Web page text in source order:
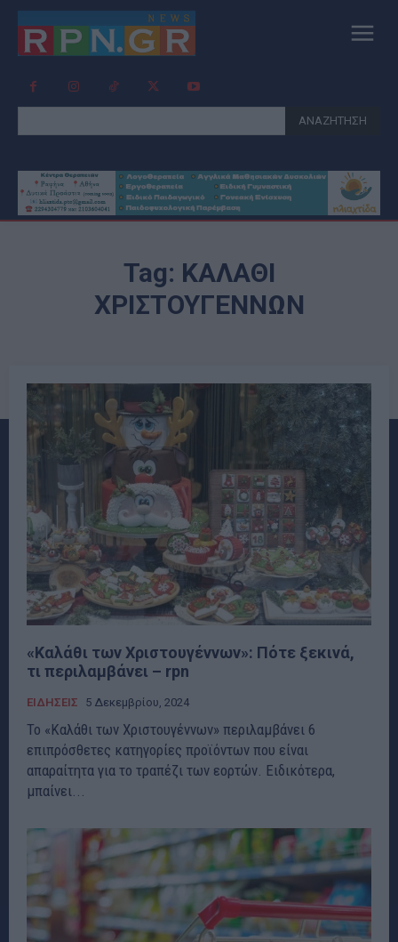
ΑΝΑΖΗΤΗΣΗ
Tag: ΚΑΛΑΘΙ
ΧΡΙΣΤΟΥΓΕΝΝΩΝ
«Καλάθι των Χριστουγέννων»: Πότε ξεκινά,
τι περιλαμβάνει – rpn
ΕΙΔΗΣΕΙΣ 5 Δεκεμβρίου, 2024
Το «Καλάθι των Χριστουγέννων» περιλαμβάνει 6
επιπρόσθετες κατηγορίες προϊόντων που είναι
απαραίτητα για το τραπέζι των εορτών. Ειδικότερα,
μπαίνει...